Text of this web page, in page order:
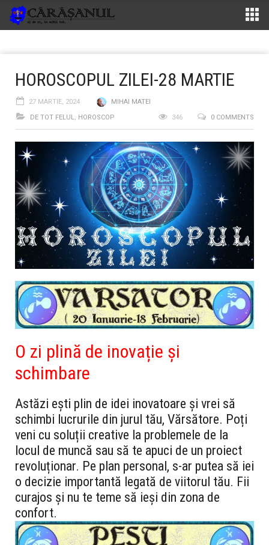
HOROSCOPUL ZILEI-28 MARTIE
27 MARTIE, 2024
MIHAI MATEI
DE TOT FELUL, HOROSCOP 0 COMMENTS
346
O zi plină de inovație și
schimbare
Astăzi ești plin de idei inovatoare și vrei să
schimbi lucrurile din jurul tău, Vărsătore. Poți
veni cu soluții creative la problemele de la
locul de muncă sau să te apuci de un proiect
revoluționar. Pe plan personal, s-ar putea să iei
o decizie importantă legată de viitorul tău. Fii
curajos și nu te teme să ieși din zona de
confort.